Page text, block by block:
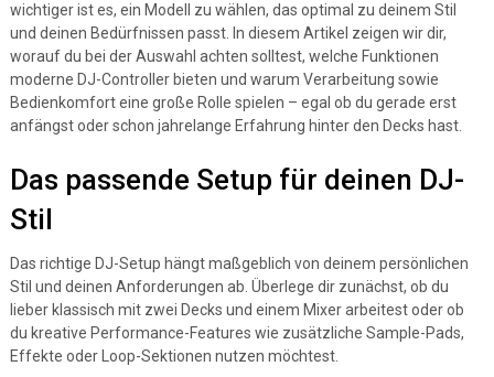
wichtiger ist es, ein Modell zu wählen, das optimal zu deinem Stil
und deinen Bedürfnissen passt. In diesem Artikel zeigen wir dir,
worauf du bei der Auswahl achten solltest, welche Funktionen
moderne DJ-Controller bieten und warum Verarbeitung sowie
Bedienkomfort eine große Rolle spielen – egal ob du gerade erst
anfängst oder schon jahrelange Erfahrung hinter den Decks hast.
Das passende Setup für deinen DJ-
Stil
Das richtige DJ-Setup hängt maßgeblich von deinem persönlichen
Stil und deinen Anforderungen ab. Überlege dir zunächst, ob du
lieber klassisch mit zwei Decks und einem Mixer arbeitest oder ob
du kreative Performance-Features wie zusätzliche Sample-Pads,
Effekte oder Loop-Sektionen nutzen möchtest.